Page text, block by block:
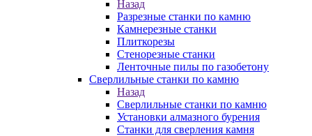
Назад
Разрезные станки по камню
Камнерезные станки
Плиткорезы
Стенорезные станки
Ленточные пилы по газобетону
Сверлильные станки по камню
Назад
Сверлильные станки по камню
Установки алмазного бурения
Станки для сверления камня